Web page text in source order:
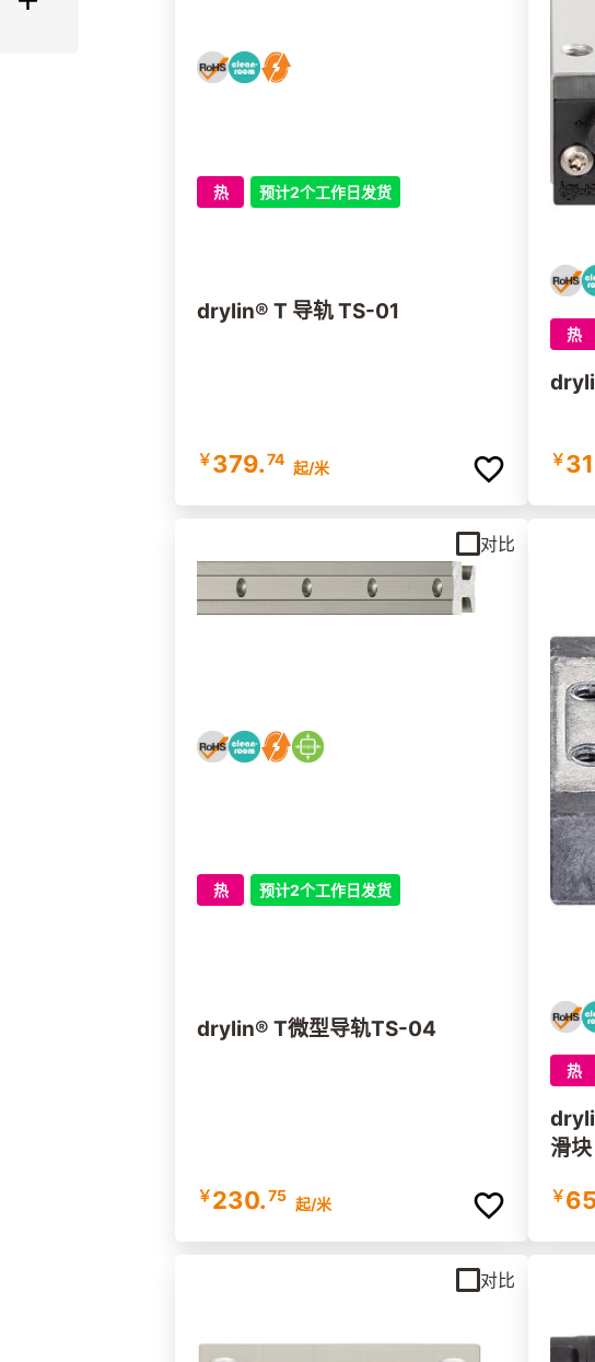
Rollon:MRS • MRS-L
Rodriguez:BRH-A • BRH-AL •
热 预计2个工作日发货
drylin® T 导轨 TS-01
￥379.74 起/米
热
￥
热 预计2个工作日发货
drylin® T微型导轨TS-04
￥230.75 起/米
对比
热
drylin® T 直
滑
￥
对比